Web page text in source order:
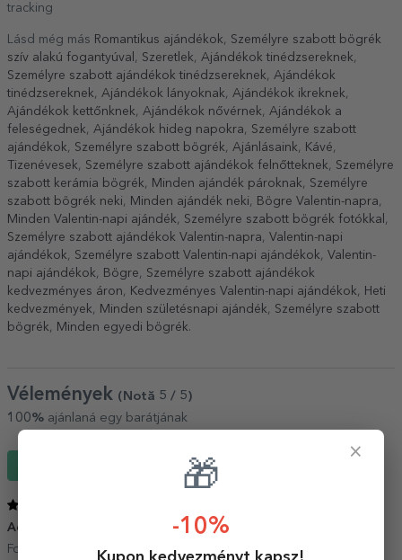
tracking
Lásd még más Romantikus ajándékok
Személyre szabott bögrék
szív alakú fogantyúval
Szeretlek Ajándékok tinédzsereknek
Személyre szabott ajándékok tinédzsereknek
Ajándékok
tinédzsereknek
Ajándékok lányoknak Ajándékok ikreknek
Ajándékok kettőnknek
Ajándékok nővérnek
Ajándékok a
feleségednek
Ajándékok hideg napokra
Személyre szabott
ajándékok
Személyre szabott bögrék Ajánlásaink Kávé
Tizenévesek
Személyre szabott ajándékok felnőtteknek
Személyre
szabott kerámia bögrék
Minden ajándék pároknak
Személyre
szabott bögrék neki
Minden ajándék neki Bögre Valentin-napra
Minden Valentin-napi ajándék
Személyre szabott bögrék fotókkal
Személyre szabott ajándékok Valentin-napra
Valentin-napi
ajándékok
Személyre szabott Valentin-napi ajándékok
Valentin-
napi ajándékok
Bögre
Személyre szabott ajándékok
kedvezményes áron
Kedvezményes Valentin-napi ajándékok
Heti
kedvezmények
Minden születésnapi ajándék
Személyre szabott
bögrék
Minden egyedi bögrék.
Vélemények (Notă 5 / 5)
100% ajánlaná egy barátjának
Achiziție de suflet 23 Június 2026
Foarte promt și calitate super poze... Mulțumesc!
×
🎁
-10%